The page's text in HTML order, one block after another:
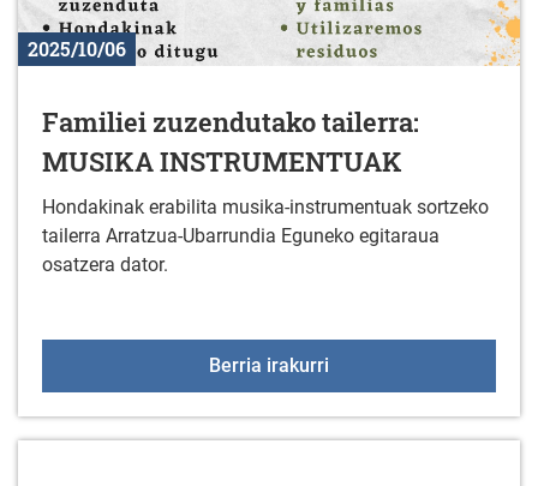
2025/10/06
Familiei zuzendutako tailerra:
MUSIKA INSTRUMENTUAK
Hondakinak erabilita musika-instrumentuak sortzeko
tailerra Arratzua-Ubarrundia Eguneko egitaraua
osatzera dator.
Berria irakurri